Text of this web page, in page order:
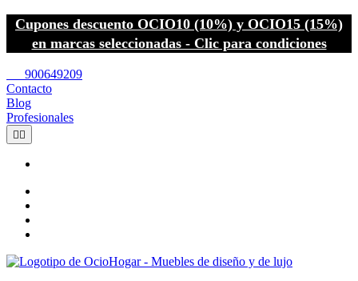
Cupones descuento OCIO10 (10%) y OCIO15 (15%)
en marcas seleccionadas - Clic para condiciones
900649209
Contacto
Blog
Profesionales
 